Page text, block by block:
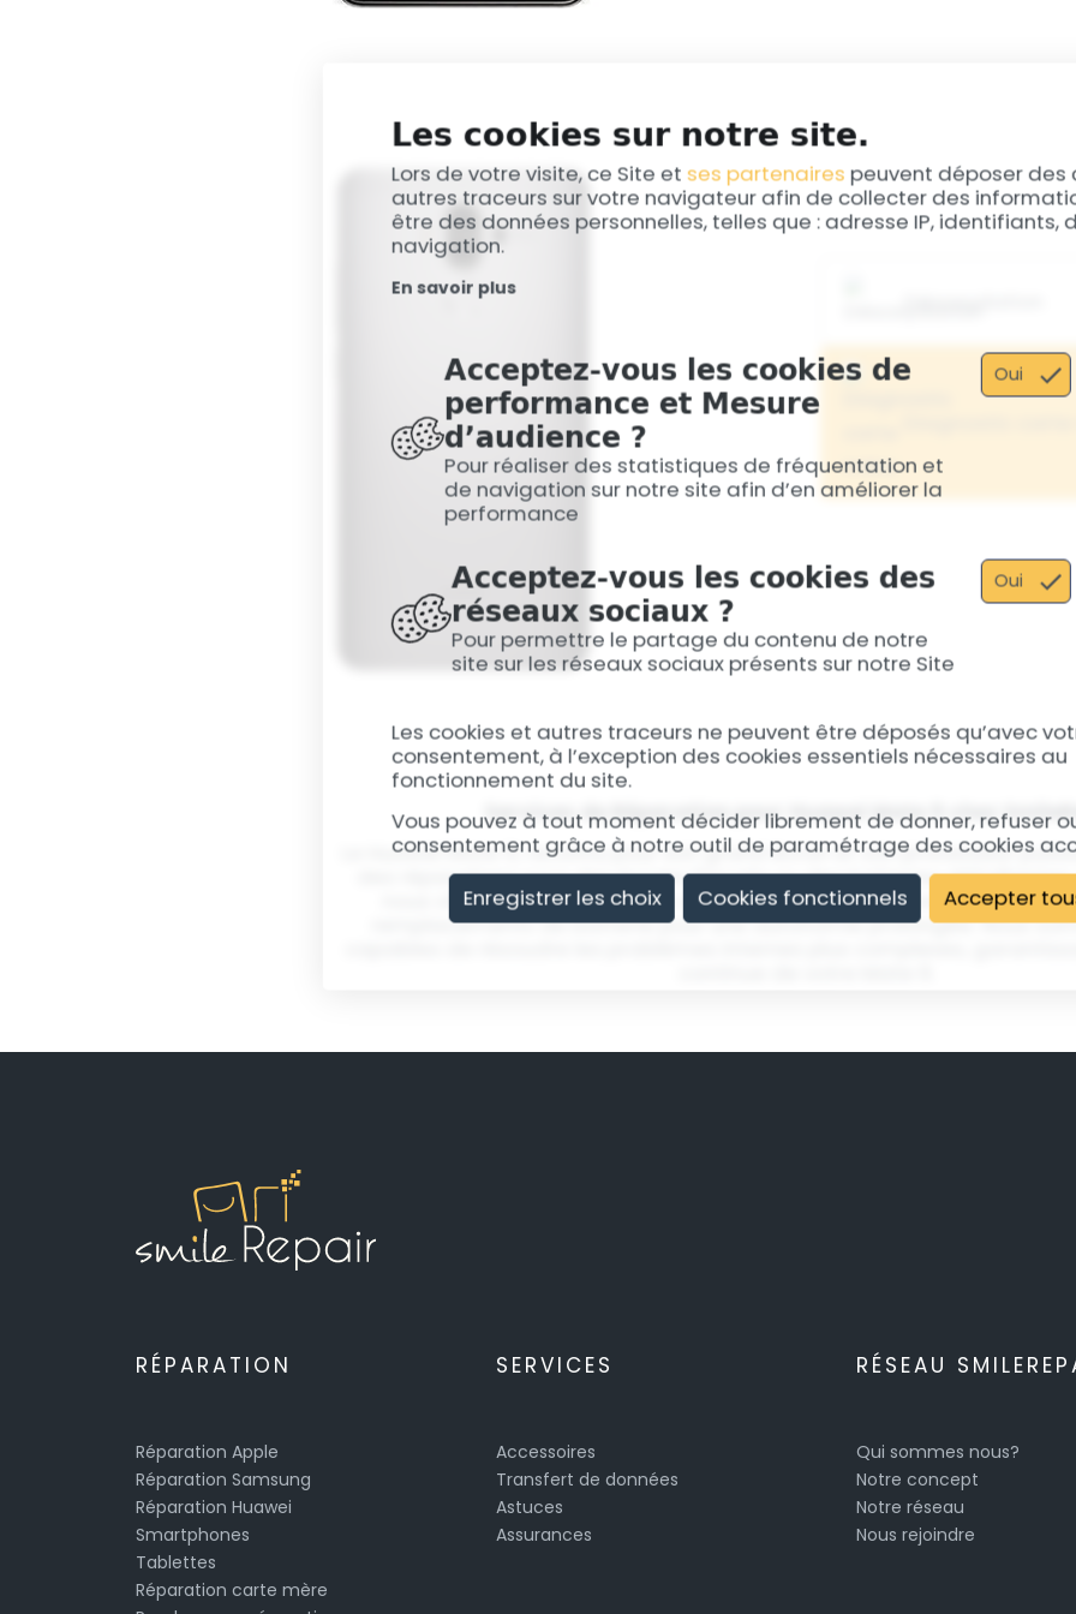
Les cookies sur notre site.
Lors de votre visite, ce Site et ses partenaires peuvent déposer des
autres traceurs sur votre navigateur afin de collecter des
être des données personnelles, telles que : adresse IP, identifiants,
navigation.
En savoir plus
Acceptez-vous les cookies de
performance et Mesure
d’audience ?
Pour réaliser des statistiques de fréquentation et
de navigation sur notre site afin d’en améliorer la
performance
Oui
Acceptez-vous les cookies des
réseaux sociaux ?
Pour permettre le partage du contenu de notre
site sur les réseaux sociaux présents sur notre Site
Oui
Les cookies et autres traceurs ne peuvent être déposés qu’avec
consentement, à l’exception des cookies essentiels nécessaires au
fonctionnement du site.
Vous pouvez à tout moment décider librement de donner, refuser
consentement grâce à notre outil de paramétrage des cookies
Enregistrer les choix
Cookies fonctionnels Accepter
Votre smartphoneest
l’humidité.Attention,
Après cette opération
Les désoxydations non
carte-mère.
La carte-mère est la
En savoir plus
Services de Réparation pour Huawei Mate 9 chez
Le Huawei Mate 9, reconnu pour son grand écran et son processeur
des réparations pour des écrans fissurés ou des batteries défaillantes.
nous offrons des réparations d'écran pour une expérience visuelle
remplacements de batterie pour une autonomie prolongée. Nous
RÉPARATION
Réparation Apple
Réparation Samsung
Réparation Huawei
Smartphones
Tablettes
Réparation carte mère
SERVICES
Accessoires
Transfert de données
Astuces
Assurances
RÉSEAU
Qui sommes nous?
Notre concept
Notre réseau
Nous rejoindre